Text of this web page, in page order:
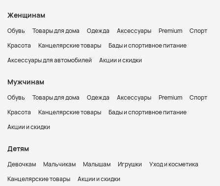
Женщинам
Обувь Товары для дома Одежда Аксессуары Premium
Спорт
Красота
Канцелярские товары
Бады и спортивное питание
Аксессуары для автомобилей
Акции и скидки
Мужчинам
Обувь Товары для дома Одежда Аксессуары Premium
Спорт
Красота
Канцелярские товары
Бады и спортивное питание
Акции и скидки
Детям
Девочкам Мальчикам Малышам Игрушки
Уход и косметика
Канцелярские товары
Акции и скидки